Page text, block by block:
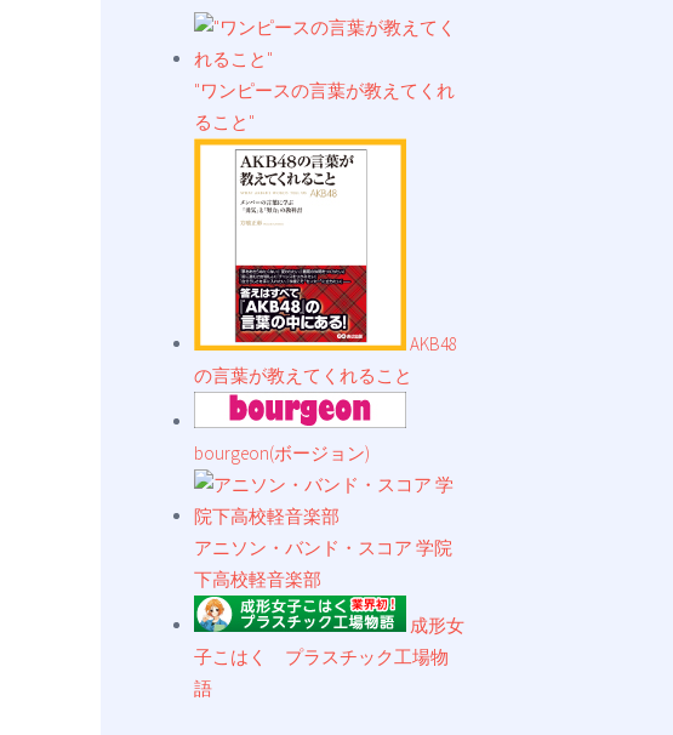
"ワンピースの言葉が教えてくれ
ること"
AKB48
の言葉が教えてくれること
bourgeon(ボージョン)
アニソン・バンド・スコア 学院
下高校軽音楽部
成形女
子こはく プラスチック工場物
語